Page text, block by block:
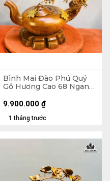
Bình Mai Đào Phú Quý
Gỗ Hương Cao 68 Ngang
1 tháng trước
9.900.000 ₫